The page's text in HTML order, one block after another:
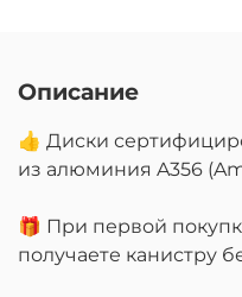
Описание
👍 Диски
из алюминия A356
🎁 При первой
получаете канистру